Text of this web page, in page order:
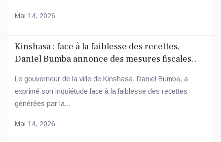
Mai 14, 2026
Kinshasa : face à la faiblesse des recettes,
Daniel Bumba annonce des mesures fiscales
Le gouverneur de la ville de Kinshasa, Daniel Bumba, a
exprimé son inquiétude face à la faiblesse des recettes
générées par la...
Mai 14, 2026